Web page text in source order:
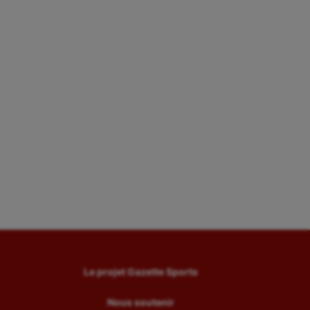
Le projet Gazette Sports
Nous soutenir